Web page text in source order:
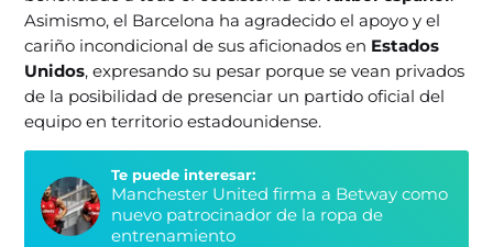
Asimismo, el Barcelona ha agradecido el apoyo y el
cariño incondicional de sus aficionados en Estados
Unidos, expresando su pesar porque se vean privados
de la posibilidad de presenciar un partido oficial del
equipo en territorio estadounidense.
Te puede interesar:
Manchester United firma a Betway como
nuevo patrocinador de la ropa de
entrenamiento